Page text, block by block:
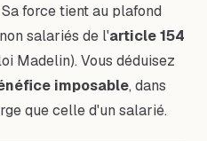
Sa force tient au plafond
salariés de l'article 154
Madelin). Vous déduisez
imposable, dans
que celle d'un salarié.